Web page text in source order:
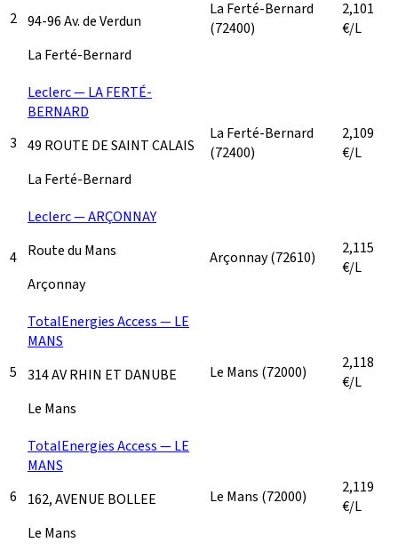
2 94-96 Av. de Verdun
La Ferté-Bernard
La Ferté-Bernard
(72400)
2,101
€/L
3
Leclerc — LA FERTÉ-
BERNARD
49 ROUTE DE SAINT CALAIS
La Ferté-Bernard
La Ferté-Bernard
(72400)
2,109
€/L
4
Leclerc — ARÇONNAY
Route du Mans
Arçonnay
Arçonnay(72610)
2,115
€/L
5
TotalEnergies Access — LE
MANS
314 AV RHIN ET DANUBE
Le Mans
Le Mans (72000)
2,118
€/L
6
TotalEnergies Access — LE
MANS
162, AVENUE BOLLEE
Le Mans
Le Mans (72000)
2,119
€/L